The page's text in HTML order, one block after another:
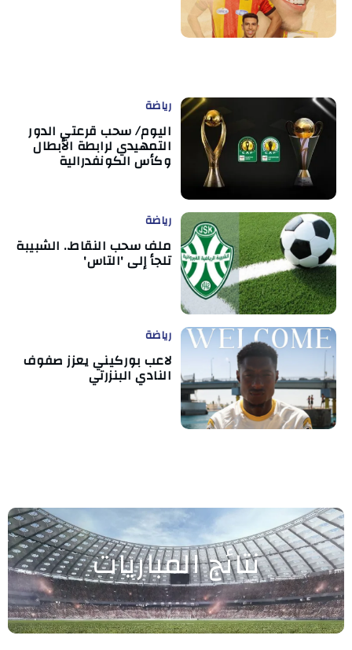
رياضة
اليوم/ سحب قرعتي الدور
التمهيدي لرابطة الأبطال
وكأس الكونفدرالية
رياضة
ملف سحب النقاط.. الشبيبة
تلجأ إلى 'التاس'
رياضة
لاعب بوركيني يعزز صفوف
النادي البنزرتي
نتائج المباريات